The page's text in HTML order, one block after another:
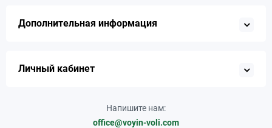
Дополнительная информация
Личный кабинет
Напишите нам:
office@voyin-voli.com